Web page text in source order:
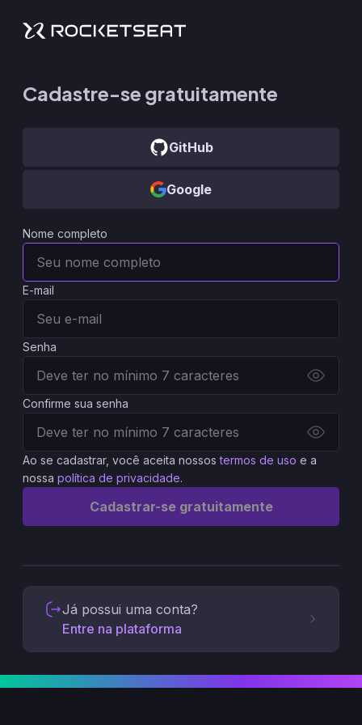
Cadastre-se gratuitamente
GitHub
Google
Nome completo
E-mail
Senha
Confirme sua senha
Ao se cadastrar, você aceita nossos termos de uso e a
nossa política de privacidade.
Cadastrar-se gratuitamente
Já possui uma conta?
Entre na plataforma